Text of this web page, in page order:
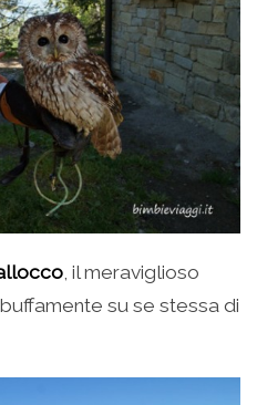
, il meraviglioso
su se stessa di